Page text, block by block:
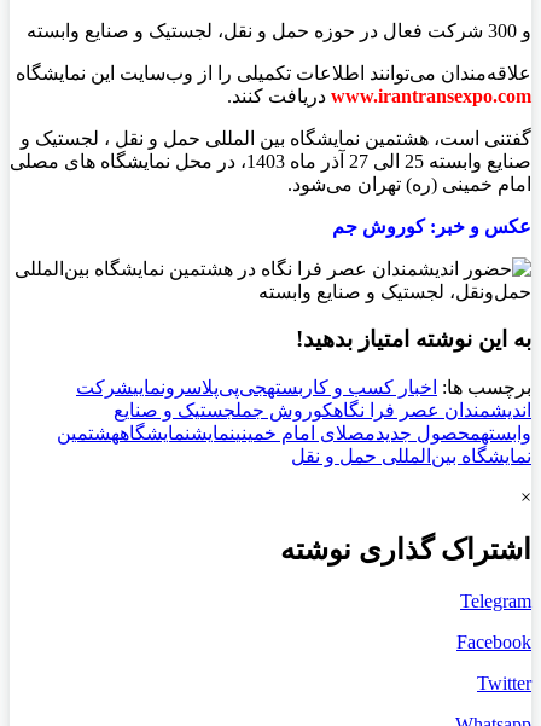
و 300 شرکت فعال در حوزه حمل و نقل، لجستیک و صنایع وابسته
علاقه‌مندان می‌توانند اطلاعات تکمیلی را از وب‌سایت این نمایشگاه
www.irantransexpo.com دریافت کنند.
گفتنی است، هشتمین نمایشگاه بین المللی حمل و نقل ، لجستیک و
صنایع وابسته 25 الی 27 آذر ماه 1403، در محل نمایشگاه های مصلی
امام خمینی (ره) تهران می‌شود.
عکس و خبر: کوروش جم
به این نوشته امتیاز بدهید!
برچسب ها: اخبار کسب و کار بستهجی‌پی‌پلاسرونماییشرکت
اندیشمندان عصر فرا نگاهکوروش جملجستیک و صنایع
وابستهمحصول جدیدمصلای امام خمینینمایشنمایشگاههشتمین
نمایشگاه بین‌المللی حمل و نقل
×
اشتراک گذاری نوشته
Telegram
Facebook
Twitter